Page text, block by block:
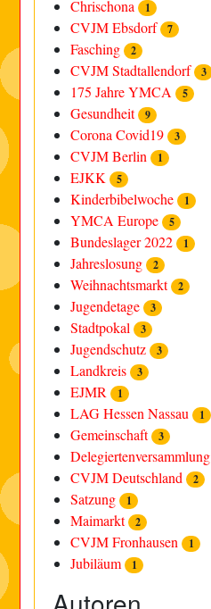
Chrischona 1
CVJM Ebsdorf 7
Fasching 2
CVJM Stadtallendorf 3
175 Jahre YMCA 5
Gesundheit 9
Corona Covid19 3
CVJM Berlin 1
EJKK 5
Kinderbibelwoche 1
YMCA Europe 5
Bundeslager 2022 1
Jahreslosung 2
Weihnachtsmarkt 2
Jugendetage 3
Stadtpokal 3
Jugendschutz 3
Landkreis 3
EJMR 1
LAG Hessen Nassau 1
Gemeinschaft 3
Delegiertenversammlung
CVJM Deutschland 2
Satzung 1
Maimarkt 2
CVJM Fronhausen 1
Jubiläum 1